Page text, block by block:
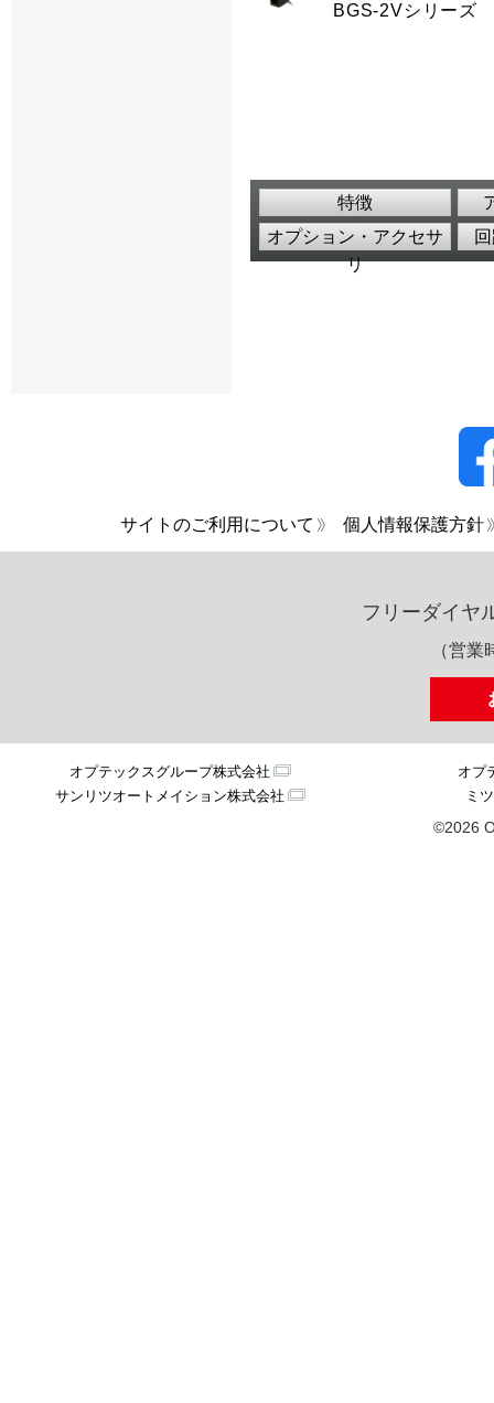
BGS-2Vシリーズ
特徴
オプション・アクセサ
リ
サイトのご利用について 個人情報保護方針
フリーダイヤ
（営
オプテックスグループ株式会社
オプ
サンリツオートメイション株式会社
ミ
©2026